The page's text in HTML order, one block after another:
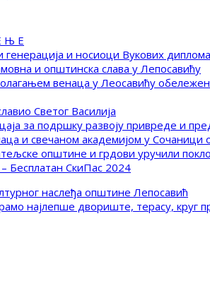
Њ Е
генерација и носиоци Вукових диплома
и општинска слава у Лепосавићу
венаца у Леосавићу
Светог Василија
за подршку развоју привреде и
и свечаном академијом у
општине и грдови уручили
СкиПас 2024
најлепше двориште, терасу, круг